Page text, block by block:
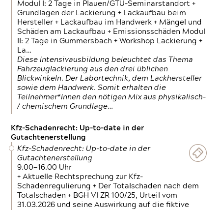
Modul I: 2 Tage in Plauen/GTÜ-Seminarstandort +
Grundlagen der Lackierung + Lackaufbau beim
Hersteller + Lackaufbau im Handwerk + Mängel und
Schäden am Lackaufbau + Emissionsschäden Modul
II: 2 Tage in Gummersbach + Workshop Lackierung +
La…
Diese Intensivausbildung beleuchtet das Thema
Fahrzeuglackierung aus den drei üblichen
Blickwinkeln. Der Labortechnik, dem Lackhersteller
sowie dem Handwerk. Somit erhalten die
Teilnehmer*Innen den nötigen Mix aus physikalisch-
/ chemischem Grundlage…
Kfz-Schadenrecht: Up-to-date in der
Gutachtenerstellung
Kfz-Schadenrecht: Up-to-date in der
Gutachtenerstellung
9.00—16.00 Uhr
+ Aktuelle Rechtsprechung zur Kfz-
Schadenregulierung + Der Totalschaden nach dem
Totalschaden + BGH VI ZR 100/25, Urteil vom
31.03.2026 und seine Auswirkung auf die fiktive